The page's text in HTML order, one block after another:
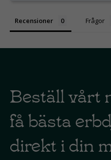
Recensioner Frågor
Beställ vårt
få bästa
direkt i din